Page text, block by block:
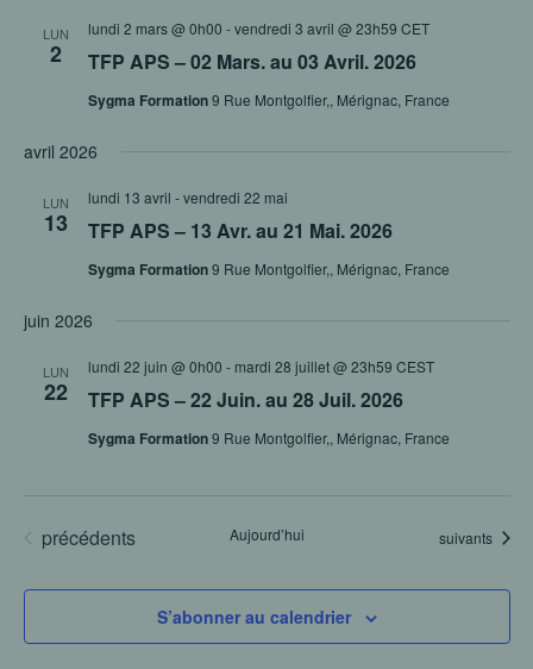
LUN
2 TFP APS – 02 Mars. au 03 Avril. 2026
lundi 2 mars @ 0h00 -vendredi 3 avril @ 23h59 CET
Sygma Formation9 Rue Montgolfier,, Mérignac, France
avril 2026
LUN
13 TFP APS – 13 Avr. au 21 Mai. 2026
lundi 13 avril -vendredi 22 mai
Sygma Formation9 Rue Montgolfier,, Mérignac, France
juin 2026
LUN
22 TFP APS – 22 Juin. au 28 Juil. 2026
lundi 22 juin @ 0h00 - mardi 28 juillet @ 23h59 CEST
Sygma Formation9 Rue Montgolfier,, Mérignac, France
Évènements
précédents Aujourd’hui Évènements
suivants
S’abonner au calendrier